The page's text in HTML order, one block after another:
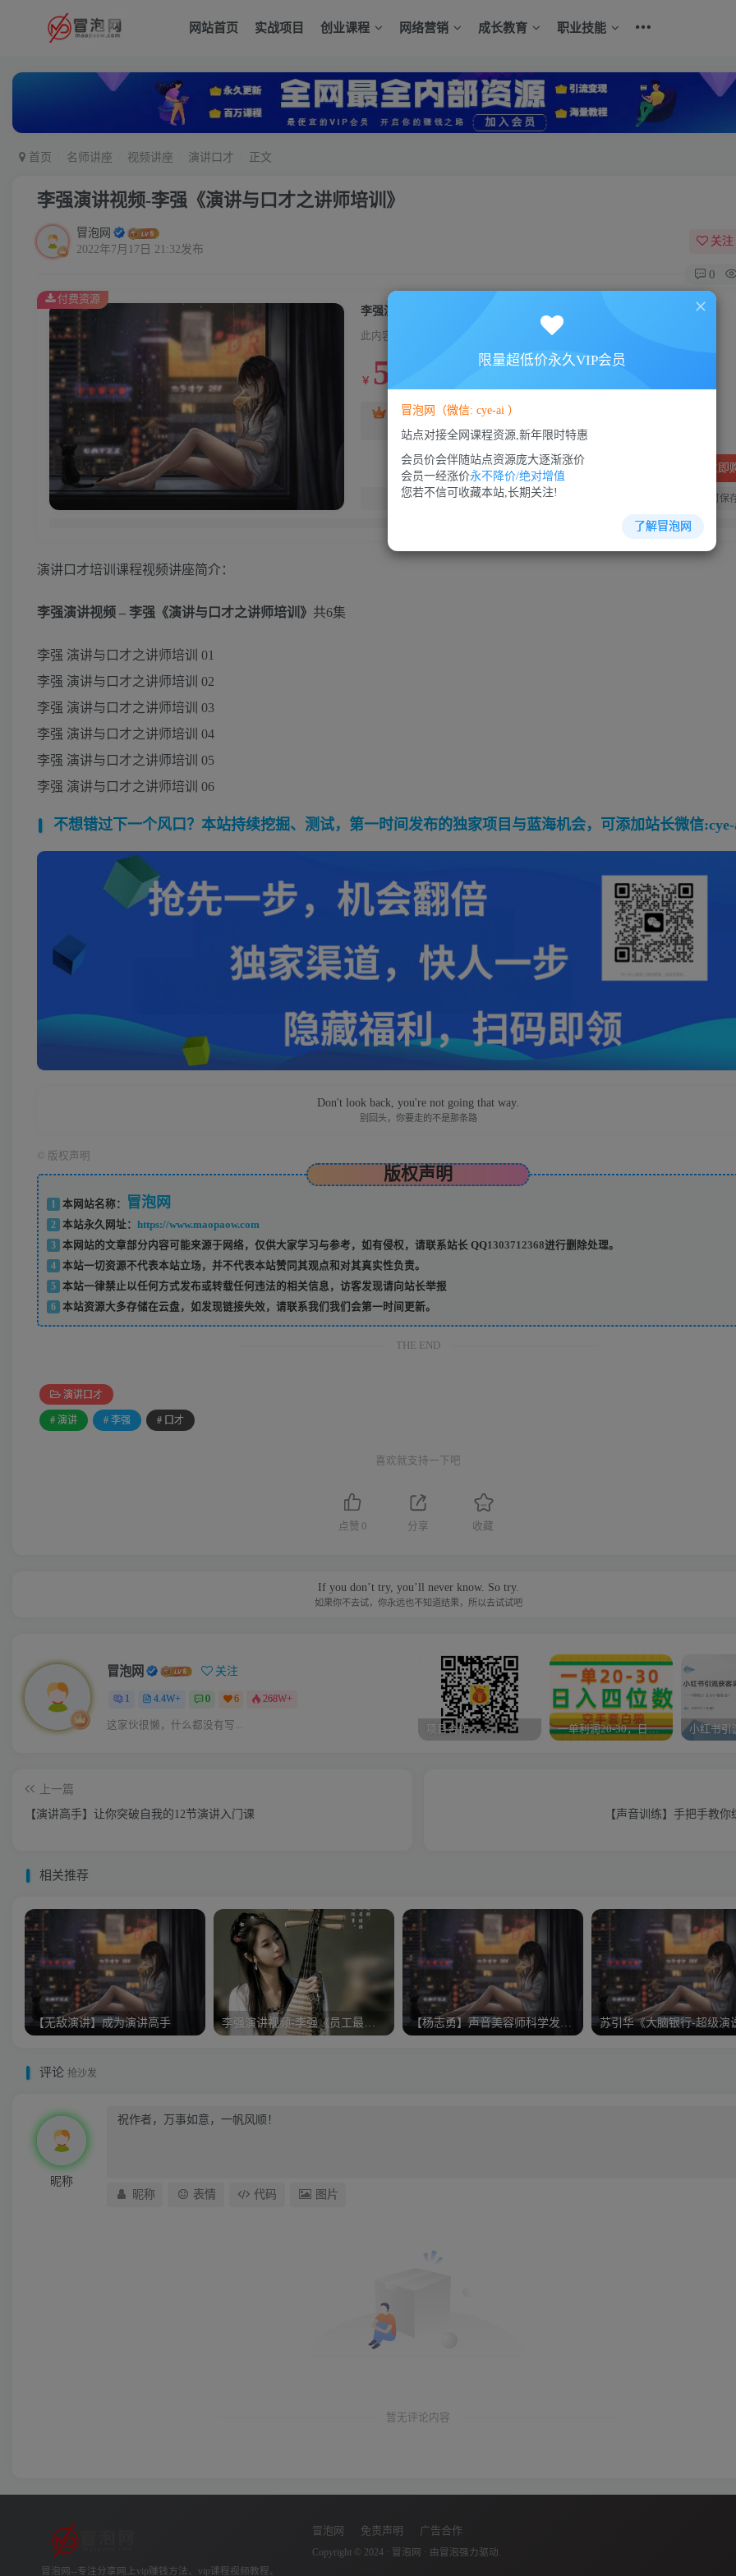
网站首页 实战项目 创业课程 网络营销 成长教育 职业技能
首页 名师讲座 视频讲座 演讲口才 正文
李强演讲视频-李强《演讲与口才之讲师培训》
冒泡网
2022年7月17日 21:32发布
关注
0
李强演讲视频-李强《演讲与口才之讲师培训》
此内容为付费资源，请付费后查看
￥ 5
VIP会员 免费 SVIP会员
免费
立即
您当前未登录！建议登陆后购买，可保
付费资源
演讲口才培训课程视频讲座简介：
李强演讲视频 – 李强《演讲与口才之讲师培训》 共6集
李强 演讲与口才之讲师培训 01
李强 演讲与口才之讲师培训 02
李强 演讲与口才之讲师培训 03
李强 演讲与口才之讲师培训 04
李强 演讲与口才之讲师培训 05
李强 演讲与口才之讲师培训 06
不想错过下一个风口？本站持续挖掘、测试，第一时间发布的独家项目与蓝海机会，可添加站长微信
Don't look back, you're not going that way.
别回头，你要走的不是那条路
版权声明
版权声明
1 本网站名称： 冒泡网
2 本站永久网址： https://www.maopaow.com
3
本网站的文章部分内容可能来源于网络，仅供大家学习与参考，如有侵权，请联系站长 QQ1303712368进行删除处理。
4
本站一切资源不代表本站立场，并不代表本站赞同其观点和对其真实性负责。
5
本站一律禁止以任何方式发布或转载任何违法的相关信息，访客发现请向站长举报
6
本站资源大多存储在云盘，如发现链接失效，请联系我们我们会第一时间更新。
THE END
演讲口才
# 演讲 # 李强 # 口才
喜欢就支持一下吧
点赞 0 分享 收藏
If you don’t try, you’ll never know. So try.
如果你不去试，你永远也不知道结果，所以去试试吧
冒泡网 关注
1 4.4W+ 0 6 268W+
这家伙很懒，什么都没有写... 项目合作 一单利润20-30，日入四位数，空手套白狼，只要做就能赚，简单无套路
上一篇
【演讲高手】让你突破自我的12节演讲入门课
【声音训练】手把手教
相关推荐
【无敌演讲】成为演讲高手
评论 抢沙发
昵称
昵称
表情 代码 图片
暂无评论内容
冒泡网--专注分享网上vip赚钱方法、vip课程视频教程、
冒泡网 免责声明 广告合作
Copyright © 2024 · 冒泡网 · 由 冒泡 强力驱动.
限量超低价永久VIP会员
冒泡网（微信: cye-ai ）
站点对接全网课程资源,新年限时特惠
会员价会伴随站点资源庞大逐渐涨价
会员一经涨价永不降价/绝对增值
您若不信可收藏本站,长期关注!
了解冒泡网